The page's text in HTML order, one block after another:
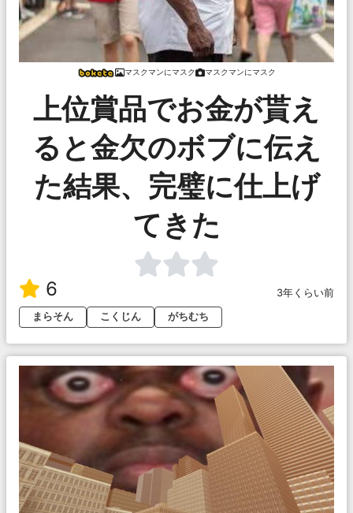
マスクマンにマスク マスクマンにマスク
上位賞品でお金が貰え
ると金欠のボブに伝え
た結果、完璧に仕上げ
てきた
6
3年くらい前
まらそん
こくじん がちむち